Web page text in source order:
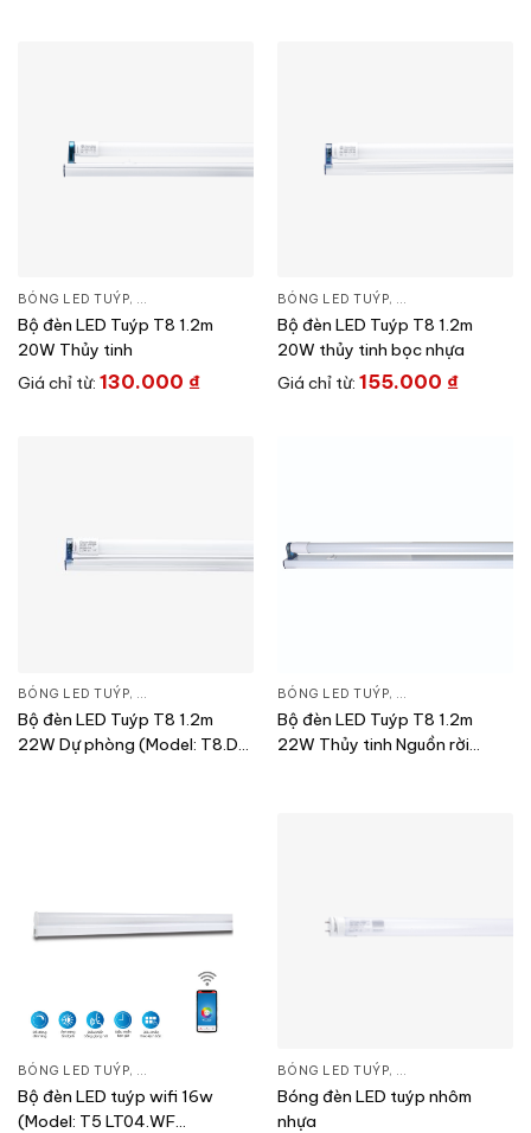
BÓNG LED TUÝP, ĐÈN CHIẾU SÁNG THIẾT BỊ CHIẾU SÁNG
Bộ đèn LED Tuýp T8 1.2m
20W Thủy tinh
Giá chỉ từ: 130.000 ₫
BÓNG LED TUÝP, ĐÈN CHIẾU SÁNG
Bộ đèn LED Tuýp T8 1.2m
20W thủy tinh bọc nhựa
Giá chỉ từ: 155.000 ₫
BÓNG LED TUÝP, ĐÈN CHIẾU SÁNG THIẾT BỊ CHIẾU SÁNG
Bộ đèn LED Tuýp T8 1.2m
22W Dự phòng (Model: T8.DP
BÓNG LED TUÝP, ĐÈN CHIẾU SÁNG
Bộ đèn LED Tuýp T8 1.2m
22W Thủy tinh Nguồn rời
BÓNG LED TUÝP, ĐÈN CHIẾU SÁNG THIẾT BỊ CHIẾU SÁNG
Bộ đèn LED tuýp wifi 16w
(Model: T5 LT04.WF
BÓNG LED TUÝP, ĐÈN CHIẾU SÁNG
Bóng đèn LED tuýp nhôm
nhựa